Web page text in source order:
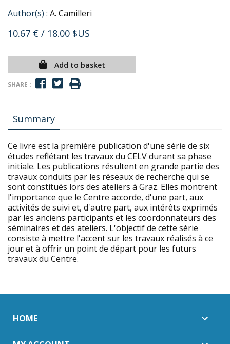
Author(s) : A. Camilleri
10.67 € / 18.00 $US
Add to basket
SHARE :
Summary
Ce livre est la première publication d'une série de six
études reflétant les travaux du CELV durant sa phase
initiale. Les publications résultent en grande partie des
travaux conduits par les réseaux de recherche qui se
sont constitués lors des ateliers à Graz. Elles montrent
l'importance que le Centre accorde, d'une part, aux
activités de suivi et, d'autre part, aux intérêts exprimés
par les anciens participants et les coordonnateurs des
séminaires et des ateliers. L'objectif de cette série
consiste à mettre l'accent sur les travaux réalisés à ce
jour et à offrir un point de départ pour les futurs
travaux du Centre.
HOME 